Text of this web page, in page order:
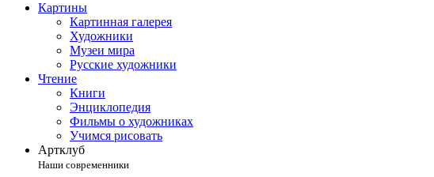
Картины
Картинная галерея
Художники
Музеи мира
Русские художники
Чтение
Книги
Энциклопедия
Фильмы о художниках
Учимся рисовать
Артклуб
Наши современники